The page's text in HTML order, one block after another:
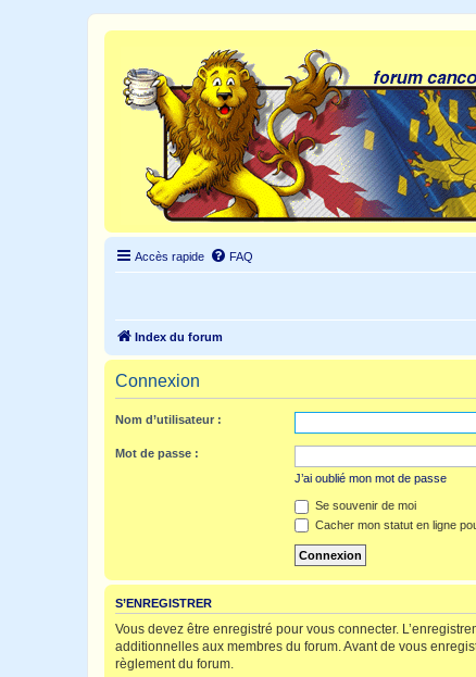
Accès rapide FAQ
Index du forum
Connexion
Nom d’utilisateur :
Mot de passe :
J’ai oublié mon mot de passe
Se souvenir de moi
Cacher mon statut en ligne
S’ENREGISTRER
Vous devez être enregistré pour vous connecter.
additionnelles aux membres du forum. Avant de vous
règlement du forum.